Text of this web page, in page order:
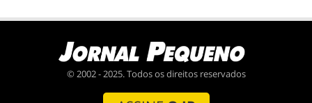
© 2002 - 2025. Todos os direitos reservados